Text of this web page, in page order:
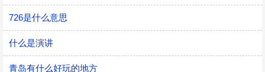
726是什么意思
什么是演讲
青岛有什么好玩的地方